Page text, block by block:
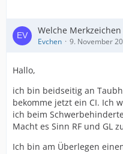
Welche
Evchen 9. November
Hallo,
ich bin beidseitig an
bekomme jetzt ein CI. Ich
ich beim
Macht es Sinn RF und GL
Ich bin am Überlegen